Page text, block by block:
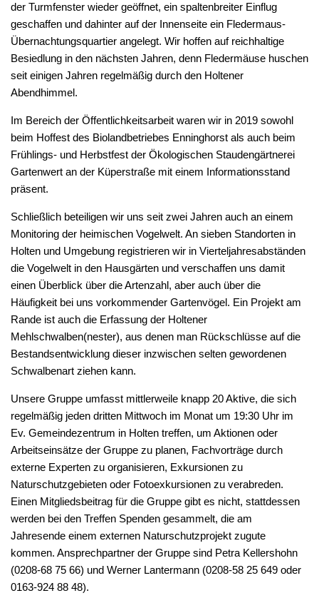
der Turmfenster wieder geöffnet, ein spaltenbreiter Einflug
geschaffen und dahinter auf der Innenseite ein Fledermaus-
Übernachtungsquartier angelegt. Wir hoffen auf reichhaltige
Besiedlung in den nächsten Jahren, denn Fledermäuse huschen
seit einigen Jahren regelmäßig durch den Holtener
Abendhimmel.
Im Bereich der Öffentlichkeitsarbeit waren wir in 2019 sowohl
beim Hoffest des Biolandbetriebes Enninghorst als auch beim
Frühlings- und Herbstfest der Ökologischen Staudengärtnerei
Gartenwert an der Küperstraße mit einem Informationsstand
präsent.
Schließlich beteiligen wir uns seit zwei Jahren auch an einem
Monitoring der heimischen Vogelwelt. An sieben Standorten in
Holten und Umgebung registrieren wir in Vierteljahresabständen
die Vogelwelt in den Hausgärten und verschaffen uns damit
einen Überblick über die Artenzahl, aber auch über die
Häufigkeit bei uns vorkommender Gartenvögel. Ein Projekt am
Rande ist auch die Erfassung der Holtener
Mehlschwalben(nester), aus denen man Rückschlüsse auf die
Bestandsentwicklung dieser inzwischen selten gewordenen
Schwalbenart ziehen kann.
Unsere Gruppe umfasst mittlerweile knapp 20 Aktive, die sich
regelmäßig jeden dritten Mittwoch im Monat um 19:30 Uhr im
Ev. Gemeindezentrum in Holten treffen, um Aktionen oder
Arbeitseinsätze der Gruppe zu planen, Fachvorträge durch
externe Experten zu organisieren, Exkursionen zu
Naturschutzgebieten oder Fotoexkursionen zu verabreden.
Einen Mitgliedsbeitrag für die Gruppe gibt es nicht, stattdessen
werden bei den Treffen Spenden gesammelt, die am
Jahresende einem externen Naturschutzprojekt zugute
kommen. Ansprechpartner der Gruppe sind Petra Kellershohn
(0208-68 75 66) und Werner Lantermann (0208-58 25 649 oder
0163-924 88 48).